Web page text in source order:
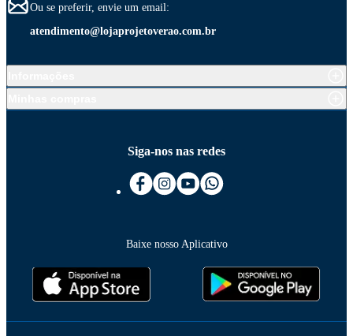
Ou se preferir, envie um email:
atendimento@lojaprojetoverao.com.br
Siga-nos nas redes
Baixe nosso Aplicativo